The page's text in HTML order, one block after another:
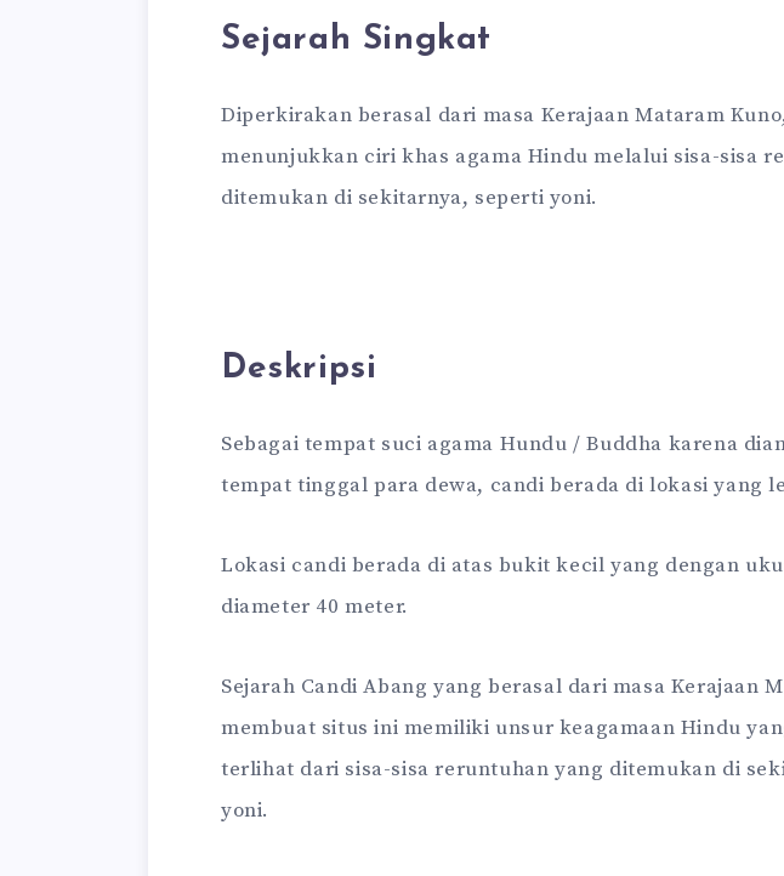
Sejarah Singkat
Diperkirakan berasal dari masa Kerajaan Mataram
menunjukkan ciri khas agama Hindu melalui sisa-sisa
ditemukan di sekitarnya, seperti yoni.
Deskripsi
Sebagai tempat suci agama Hundu / Buddha karena
tempat tinggal para dewa, candi berada di lokasi yang
Lokasi candi berada di atas bukit kecil yang dengan
diameter 40 meter.
Sejarah Candi Abang yang berasal dari masa Kerajaan
membuat situs ini memiliki unsur keagamaan Hindu
terlihat dari sisa-sisa reruntuhan yang ditemukan di
yoni.